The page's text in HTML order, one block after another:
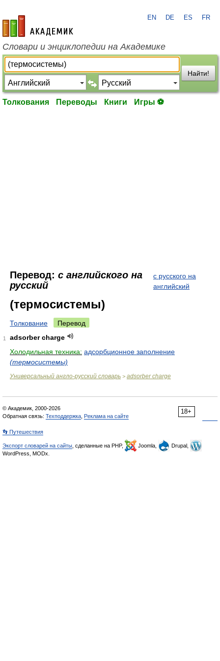
academic.ru
EN DE ES FR
Словари и энциклопедии на Академике
Найти!
Толкования Переводы Книги Игры ⚽
Перевод: с английского на
русский
с русского на
английский
(термосистемы)
Толкование Перевод
1
adsorber charge
Холодильная техника: адсорбционное заполнение
(термосистемы)
Универсальный англо-русский словарь > adsorber charge
18+
© Академик, 2000-2026
Обратная связь: Техподдержка Реклама на сайте
👣 Путешествия
Экспорт словарей на сайты , сделанные на PHP, Joomla,
Drupal,
WordPress, MODx.